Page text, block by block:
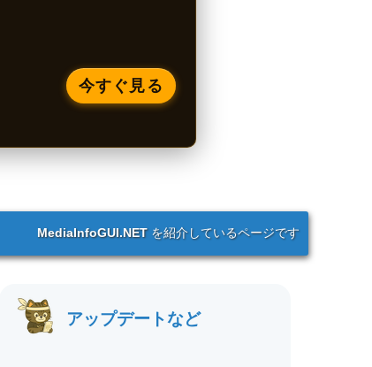
今すぐ見る
MediaInfoGUI.NETを紹介しているページです
アップデートなど